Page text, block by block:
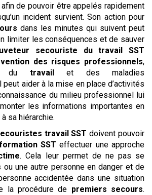
de pouvoir être appelés rapidement
incident survient. Son action pour
dans les minutes qui suivent peut
limiter les conséquences et de sauver
secouriste du travail
SST
des risques professionnels,
du travailet des maladies
aider à la mise en place d’activités
du milieu professionnel lui
les informations importantes en
sa hiérarchie.
travail SST doivent pouvoir
SST effectuer une approche
. Cela leur permet de ne pas se
une autre personne en danger et de
accidentée dans une situation
la procédure de premiers secours.